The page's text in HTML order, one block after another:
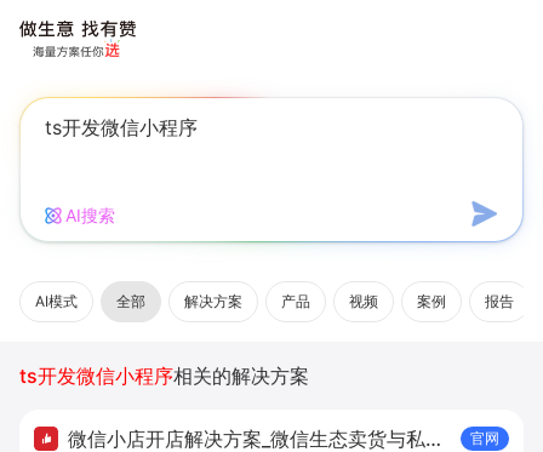
AI搜索
AI模式 全部 解决方案 产品 视频 案例 报告
ts开发微信小程序相关的解决方案
微信小店开店解决方案_微信生态卖货与私域
官网